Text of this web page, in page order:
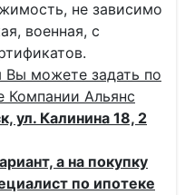
не зависимо
военная, с
можете задать по
Компании Альянс
ул. Калинина 18, 2
а на покупку
по ипотеке